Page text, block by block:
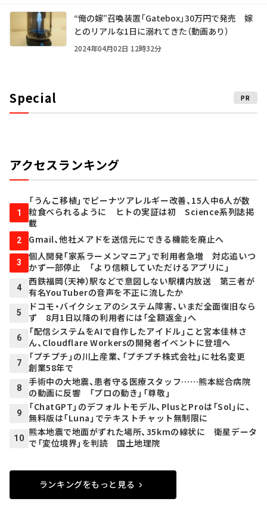
“俺の嫁”召喚装置「Gatebox」30万円で発売 嫁
とのリアルな1日に溺れてきた（動画あり）
2024年04月02日 12時32分
Special PR
アクセスランキング
1
「うんこ移植」でピーナツアレルギー改善、15人中6人が数
粒食べられるように ヒトの実証は初 Science系列誌掲
載
2 Gmail、他社メアドを送信元にできる機能を廃止へ
3
個人開発「家系ラーメンマニア」で利用者急増 対応追いつ
かず一部停止 「より信頼していただけるアプリに」
4
西鉄福岡（天神）駅などで意図しない駅構内放送 第三者が
有名YouTuberの音声を不正に流したか
5
ドコモ・バイクシェアのシステム障害、いまだ全面復旧なら
ず 8月1日以降の利用者には「全額返金」へ
6
「配信システムをAIで自作したアイドル」こと宮本佳林さ
ん、Cloudflare Workersの開発者イベントに登壇へ
7
「プチプチ」の川上産業、「プチプチ株式会社」に社名変更
創業58年で
8
手術中の大地震、患者守る医療スタッフ……熊本総合病院
の動画に反響 「プロの動き」「尊敬」
9
「ChatGPT」のデフォルトモデル、PlusとProは「Sol」に、
無料版は「Luna」でテキストチャット無制限に
10
熊本地震で地面がずれた場所、35kmの線状に 衛星データ
で「変位境界」を判読 国土地理院
ランキングをもっと見る